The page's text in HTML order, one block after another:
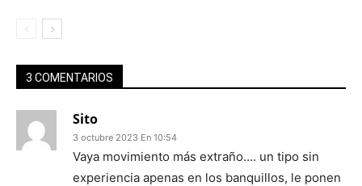
3 COMENTARIOS
Sito
3 octubre 2023 En 10:54
Vaya movimiento más extraño…. un tipo sin
experiencia apenas en los banquillos, le ponen